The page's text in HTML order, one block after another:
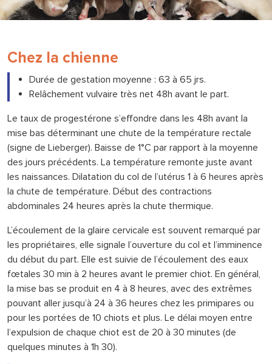
Chez la chienne
Durée de gestation moyenne : 63 à 65 jrs.
Relâchement vulvaire très net 48h avant le part.
Le taux de progestérone s’effondre dans les 48h avant la
mise bas déterminant une chute de la température rectale
(signe de Lieberger). Baisse de 1°C par rapport à la moyenne
des jours précédents. La température remonte juste avant
les naissances. Dilatation du col de l’utérus 1 à 6 heures après
la chute de température. Début des contractions
abdominales 24 heures après la chute thermique.
L’écoulement de la glaire cervicale est souvent remarqué par
les propriétaires, elle signale l’ouverture du col et l’imminence
du début du part. Elle est suivie de l’écoulement des eaux
fœtales 30 min à 2 heures avant le premier chiot. En général,
la mise bas se produit en 4 à 8 heures, avec des extrêmes
pouvant aller jusqu’à 24 à 36 heures chez les primipares ou
pour les portées de 10 chiots et plus. Le délai moyen entre
l’expulsion de chaque chiot est de 20 à 30 minutes (de
quelques minutes à 1h 30).